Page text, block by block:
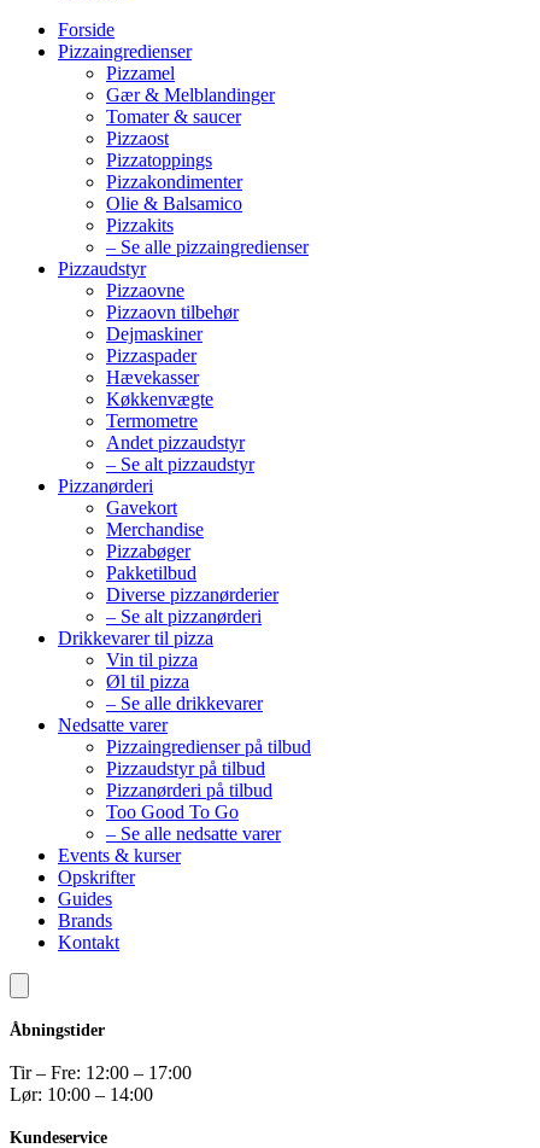
Forside
Pizzaingredienser
Pizzamel
Gær & Melblandinger
Tomater & saucer
Pizzaost
Pizzatoppings
Pizzakondimenter
Olie & Balsamico
Pizzakits
– Se alle pizzaingredienser
Pizzaudstyr
Pizzaovne
Pizzaovn tilbehør
Dejmaskiner
Pizzaspader
Hævekasser
Køkkenvægte
Termometre
Andet pizzaudstyr
– Se alt pizzaudstyr
Pizzanørderi
Gavekort
Merchandise
Pizzabøger
Pakketilbud
Diverse pizzanørderier
– Se alt pizzanørderi
Drikkevarer til pizza
Vin til pizza
Øl til pizza
– Se alle drikkevarer
Nedsatte varer
Pizzaingredienser på tilbud
Pizzaudstyr på tilbud
Pizzanørderi på tilbud
Too Good To Go
– Se alle nedsatte varer
Events & kurser
Opskrifter
Guides
Brands
Kontakt
Åbningstider
Tir – Fre: 12:00 – 17:00
Lør: 10:00 – 14:00
Kundeservice